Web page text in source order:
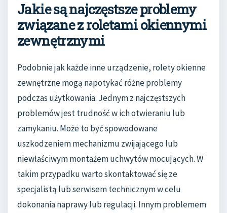
Jakie są najczęstsze problemy
związane z roletami okiennymi
zewnętrznymi
Podobnie jak każde inne urządzenie, rolety okienne
zewnętrzne mogą napotykać różne problemy
podczas użytkowania. Jednym z najczęstszych
problemów jest trudność w ich otwieraniu lub
zamykaniu. Może to być spowodowane
uszkodzeniem mechanizmu zwijającego lub
niewłaściwym montażem uchwytów mocujących. W
takim przypadku warto skontaktować się ze
specjalistą lub serwisem technicznym w celu
dokonania naprawy lub regulacji. Innym problemem